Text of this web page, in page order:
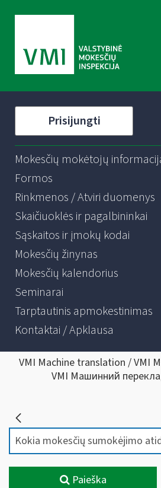
Prisijungti
Mokesčių mokėtojų
Formos
Rinkmenos / Atviri duomenys
Skaičiuoklės ir pagalbininkai
Sąskaitos ir įmokų kodai
Mokesčių žinynas
Mokesčių kalendorius
Seminarai
Tarptautinis apmokestinimas
Kontaktai / Apklausa
VMI Machine translation / VMI
VMI Машинний
Paieška